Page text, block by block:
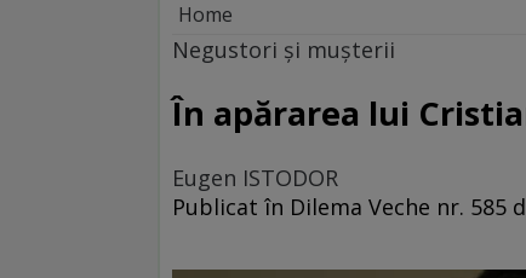
Home
Societate
Negustori şi muşterii
În apărarea lui
Eugen ISTODOR
Publicat în Dilema Veche nr. 585